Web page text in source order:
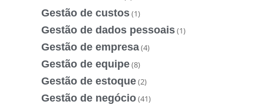
Gestão de custos(1)
Gestão de dados pessoais(1)
Gestão de empresa(4)
Gestão de equipe(8)
Gestão de estoque(2)
Gestão de negócio(41)